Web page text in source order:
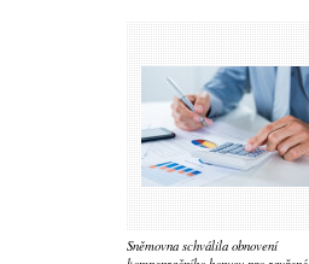
Sněmovna schválila obnovení